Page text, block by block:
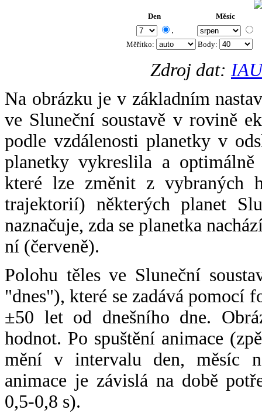
Den Měsíc
.
Měřítko: Body:
Zdroj dat:
Na obrázku je v základním
ve Sluneční soustavě v rovině
podle vzdálenosti planetky v
planetky vykreslila a
které lze změnit z vybraných
trajektorií) některých planet
naznačuje, zda se planetka
ní (červeně).
Polohu těles ve Sluneční
"dnes"), které se zadává pomocí
±50 let od dnešního dne.
hodnot. Po spuštění animace
mění v intervalu den, měsíc
animace je závislá na době
0,5-0,8 s).